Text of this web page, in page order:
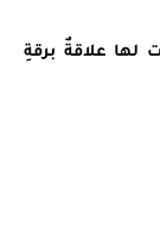
لها علاقةٌ برقةِ